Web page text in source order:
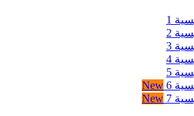
1
2
3
4
5
6
New
7
New